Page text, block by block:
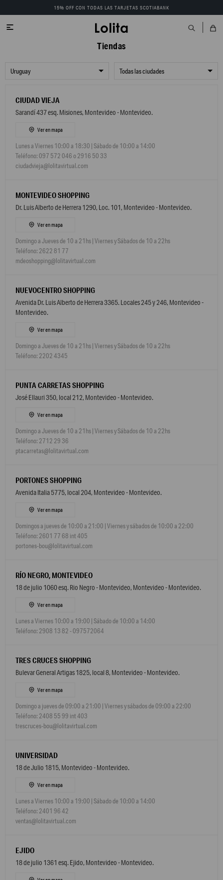
15% OFF CON TODAS LAS TARJETAS SCOTIABANK

Tiendas
CIUDAD VIEJA
Sarandí 437 esq. Misiones, Montevideo - Montevideo.
Ver en mapa
Lunes a Viernes 10:00 a 18:30 | Sábado de 10:00 a 14:00
Teléfono: 097 572 046 o 2916 50 33
ciudadvieja@lolitavirtual.com
MONTEVIDEO SHOPPING
Dr. Luis Alberto de Herrera 1290, Loc. 101, Montevideo - Montevideo.
Ver en mapa
Domingo a Jueves de 10 a 21hs | Viernes y Sábados de 10 a 22hs
Teléfono: 2622 81 77
mdeoshopping@lolitavirtual.com
NUEVOCENTRO SHOPPING
Avenida Dr. Luis Alberto de Herrera 3365. Locales 245 y 246, Montevideo -
Montevideo.
Ver en mapa
Domingo a Jueves de 10 a 21hs | Viernes y Sábados de 10 a 22hs
Teléfono: 2202 4345
PUNTA CARRETAS SHOPPING
José Ellauri 350, local 212, Montevideo - Montevideo.
Ver en mapa
Domingo a Jueves de 10 a 21hs | Viernes y Sábados de 10 a 22hs
Teléfono: 2712 29 36
ptacarretas@lolitavirtual.com
PORTONES SHOPPING
Avenida Italia 5775, local 204, Montevideo - Montevideo.
Ver en mapa
Domingos a jueves de 10:00 a 21:00 | Viernes y sábados de 10:00 a 22:00
Teléfono: 2601 77 68 int 405
portones-bou@lolitavirtual.com
RÍO NEGRO, MONTEVIDEO
18 de julio 1060 esq. Rio Negro - Montevideo, Montevideo - Montevideo.
Ver en mapa
Lunes a Viernes 10:00 a 19:00 | Sábado de 10:00 a 14:00
Teléfono: 2908 13 82 - 097572064
TRES CRUCES SHOPPING
Bulevar General Artigas 1825, local 8, Montevideo - Montevideo.
Ver en mapa
Domingo a jueves de 09:00 a 21:00 | Viernes y sábados de 09:00 a 22:00
Teléfono: 2408 55 99 int 403
trescruces-bou@lolitavirtual.com
UNIVERSIDAD
18 de Julio 1815, Montevideo - Montevideo.
Ver en mapa
Lunes a Viernes 10:00 a 19:00 | Sábado de 10:00 a 14:00
Teléfono: 2401 96 42
ventas@lolitavirtual.com
EJIDO
18 de julio 1361 esq. Ejido, Montevideo - Montevideo.